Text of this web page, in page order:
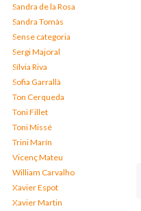
Sandra de la Rosa
Sandra Tomàs
Sense categoria
Sergi Majoral
Sílvia Riva
Sofia Garrallà
Ton Cerqueda
Toni Fillet
Toni Missé
Trini Marín
Vicenç Mateu
William Carvalho
Xavier Espot
Xavier Martin